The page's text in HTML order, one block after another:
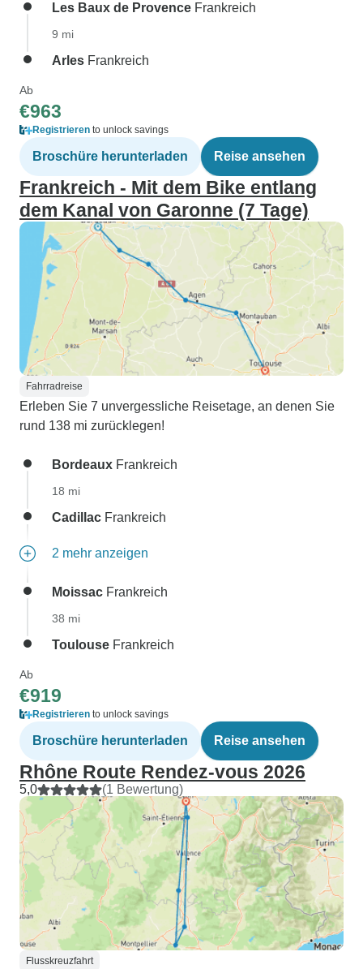
Les Baux de Provence Frankreich
9 mi
Arles Frankreich
Ab
€963
Registrieren to unlock savings
Broschüre herunterladen Reise ansehen
Frankreich - Mit dem Bike entlang
dem Kanal von Garonne (7 Tage)
Fahrradreise
Erleben Sie 7 unvergessliche Reisetage, an denen Sie
rund 138 mi zurücklegen!
Bordeaux Frankreich
18 mi
Cadillac Frankreich
2 mehr anzeigen
Moissac Frankreich
38 mi
Toulouse Frankreich
Ab
€919
Registrieren to unlock savings
Broschüre herunterladen Reise ansehen
Rhône Route Rendez-vous 2026
5,0 (1 Bewertung)
Flusskreuzfahrt